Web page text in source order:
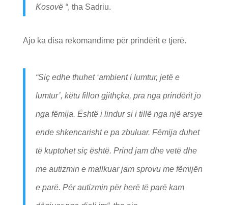
Kosovë“, tha Sadriu.
Ajo ka disa rekomandime për prindërit e tjerë.
“Siç edhe thuhet ‘ambient i lumtur, jetë e
lumtur’, këtu fillon gjithçka, pra nga prindërit jo
nga fëmija. Është i lindur si i tillë nga një arsye
ende shkencarisht e pa zbuluar. Fëmija duhet
të kuptohet siç është. Prind jam dhe vetë dhe
me autizmin e mallkuar jam sprovu me fëmijën
e parë. Për autizmin për herë të parë kam